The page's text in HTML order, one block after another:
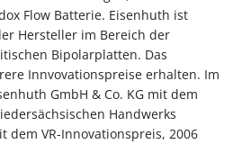
Flow Batterie. Eisenhuth ist
Hersteller im Bereich der
Bipolarplatten. Das
Innvovationspreise erhalten. Im
GmbH & Co. KG mit dem
Handwerks
dem VR-Innovationspreis, 2006